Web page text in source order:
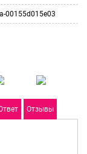
00155d015e03
Отзывы